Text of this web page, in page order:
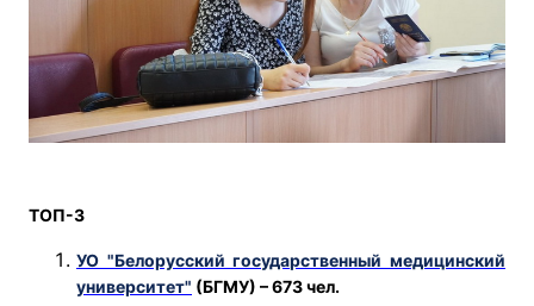
ТОП-3
УО "Белорусский государственный медицинский
университет" (БГМУ) – 673 чел.